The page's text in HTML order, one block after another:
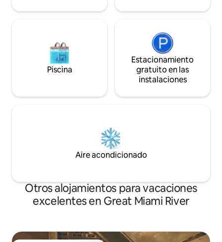
Piscina
Estacionamiento
gratuito en las
instalaciones
Aire acondicionado
Otros alojamientos para vacaciones
excelentes en Great Miami River